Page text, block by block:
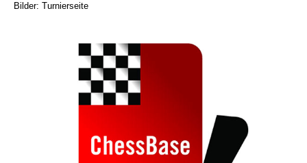
Bilder: Turnierseite